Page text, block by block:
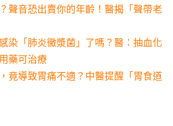
聲音恐出賣你的年齡！醫揭「聲帶老
染「肺炎黴漿菌」了嗎？醫：抽血化
藥可治療
竟導致胃痛不適？中醫提醒「胃食道